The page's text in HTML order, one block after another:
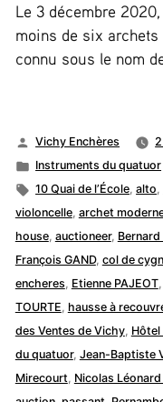
Le 3 décembre
moins de six
connu sous le nom
Publié
par
Vichy Enchères
Publié
dans
Instruments du quatuor
Étiquettes :
10 Quai de l’École,alto,
violoncelle, archet
house, auctioneer, Bernard
François GAND, col de
encheres, Etienne PAJEOT,
TOURTE, hausse à
des Ventes de Vichy, Hôtel
du quatuor, Jean-Baptiste
Mirecourt, Nicolas Léonard